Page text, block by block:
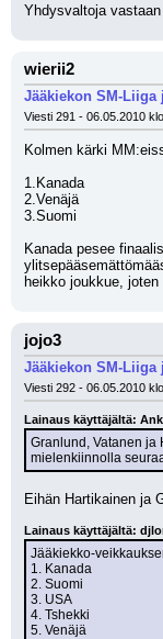
Yhdysvaltoja
wierii2
Jääkiekon SM-Liiga
Viesti 291 - 06.05.2010
Kolmen kärki
1.Kanada
2.Venäjä
3.Suomi
Kanada pesee
heikko joukkue,
jojo3
Jääkiekon SM-Liiga
Viesti 292 - 06.05.2010
Lainaus käyttäjältä:
Granlund, Vatanen ja
mielenkiinnolla
Eihän Hartikainen ja
Lainaus käyttäjältä:
Jääkiekko-
1. Kanada
2. Suomi
3. USA
4. Tshekki
5. Venäjä